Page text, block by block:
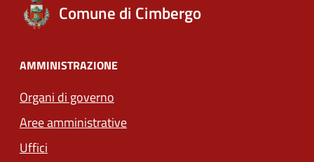
Comune di Cimbergo
AMMINISTRAZIONE
Organi di governo
Aree amministrative
Uffici